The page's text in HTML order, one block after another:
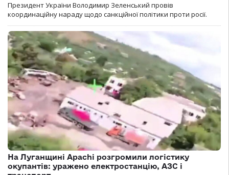
Президент України Володимир Зеленський провів
координаційну нараду щодо санкційної політики проти росії.
На Луганщині Apachi розгромили логістику
окупантів: уражено електростанцію, АЗС і